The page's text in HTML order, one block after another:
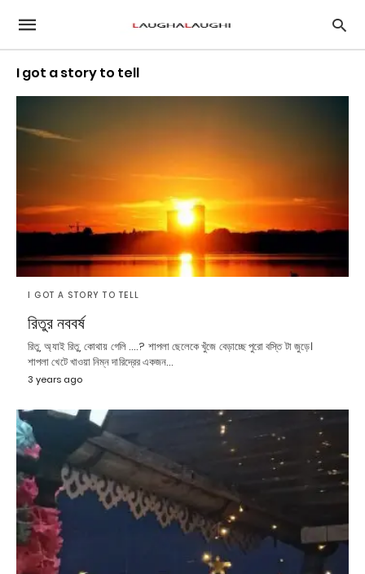
I got a story to tell
I GOT A STORY TO TELL
রিতুর নববর্ষ
রিতু, অ্যাই রিতু, কোথায় গেলি ....? শাপলা ছেলেকে খুঁজে বেড়াচ্ছে পুরো বস্তি টা জুড়ে।
শাপলা খেটে খাওয়া নিম্ন দারিদ্রের একজন…
3 years ago